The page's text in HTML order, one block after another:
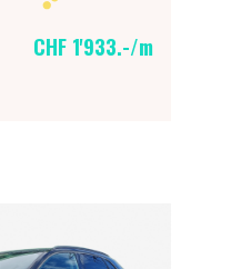
CHF 1'933.-/m